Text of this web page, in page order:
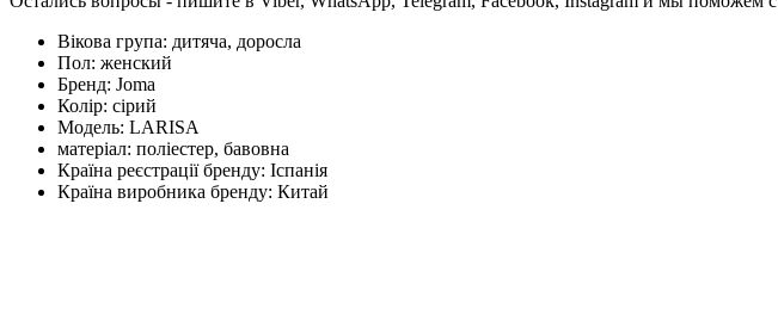
Вікова група: дитяча, доросла
Пол: женский
Бренд: Joma
Колір: сірий
Модель: LARISA
матеріал: поліестер, бавовна
Країна реєстрації бренду: Іспанія
Країна виробника бренду: Китай